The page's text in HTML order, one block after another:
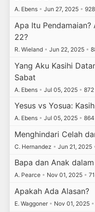
A. Ebens • Jun 27, 2025 •
Apa Itu
22?
R. Wieland • Jun 22, 2025 •
Yang Aku Kasihi
Sabat
A. Ebens • Jul 05, 2025 •
Yesus vs Yosua:
A. Ebens • Jul 05, 2025 •
Menghindari Celah
C. Hernandez • Jun 21, 2025
Bapa dan Anak
A. Pearce • Nov 01, 2025 •
Apakah Ada Alasan?
E. Waggoner • Nov 01, 2025 •